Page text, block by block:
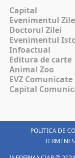
Capital
Evenimentul
Doctorul Zilei
Evenimentul
Infoactual
Editura de carte
Animal Zoo
EVZ Comunicate
Capital
POLITICA DE
TERMENI